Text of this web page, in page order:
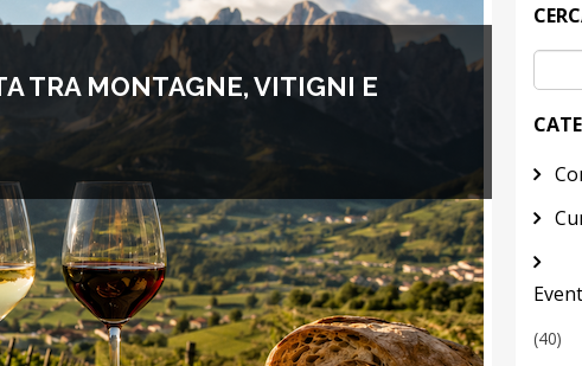
TRA MONTAGNE, VITIGNI E
(40)